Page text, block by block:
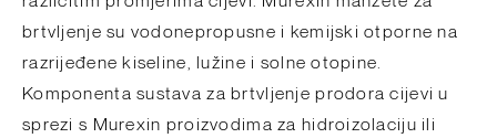
brtvljenje su vodonepropusne i kemijski otporne na
razrijeđene kiseline, lužine i solne otopine.
Komponenta sustava za brtvljenje prodora cijevi u
sprezi s Murexin proizvodima za hidroizolaciju ili